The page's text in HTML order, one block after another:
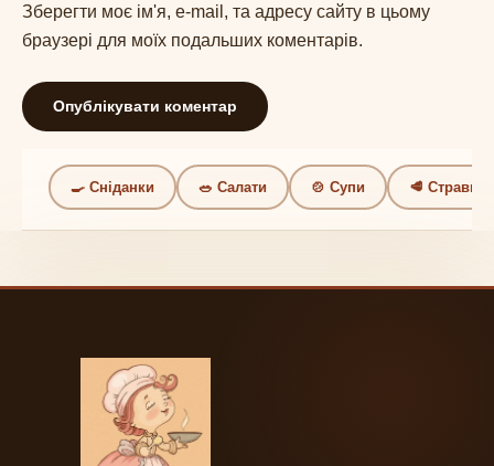
Зберегти моє ім'я, e-mail, та адресу сайту в цьому
браузері для моїх подальших коментарів.
🍳 Сніданки 🥗 Салати 🍲 Супи 🥩 Страви